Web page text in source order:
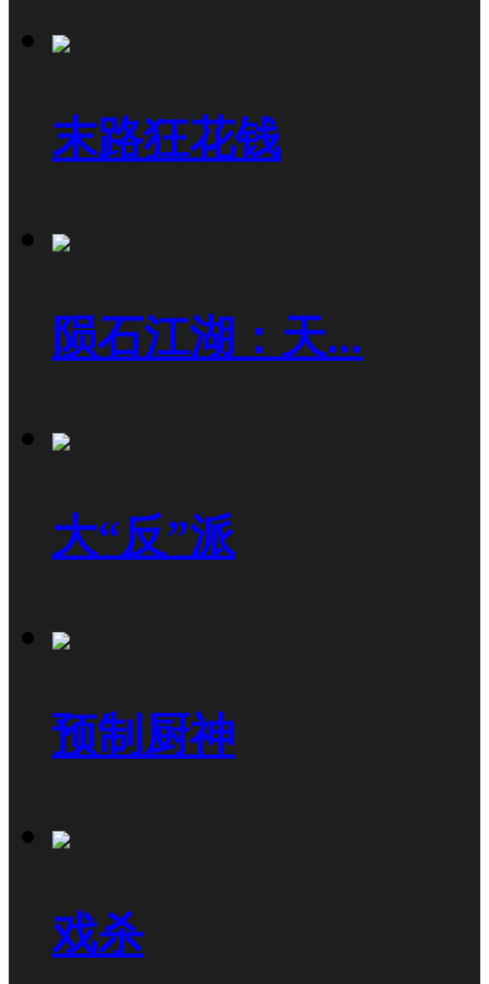
末路狂花钱
陨石江湖：天...
大“反”派
预制厨神
戏杀